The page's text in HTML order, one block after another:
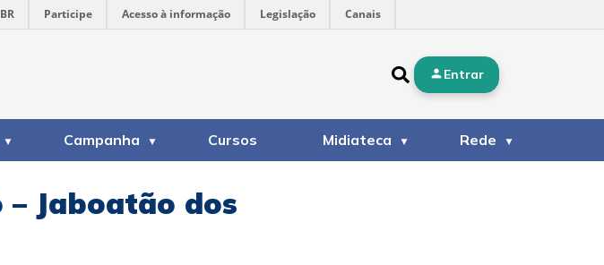
Participe Acesso à informação Legislação Canais
Entrar
Campanha Cursos Midiateca Rede
– Jaboatão dos